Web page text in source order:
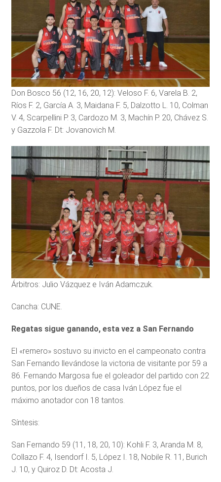
Don Bosco 56 (12, 16, 20, 12): Veloso F. 6, Varela B. 2,
Ríos F. 2, García A. 3, Maidana F. 5, Dalzotto L. 10, Colman
V. 4, Scarpellini P. 3, Cardozo M. 3, Machín P. 20, Chávez S.
y Gazzola F. Dt: Jovanovich M.
Árbitros: Julio Vázquez e Iván Adamczuk.
Cancha: CUNE.
Regatas sigue ganando, esta vez a San Fernando
El «remero» sostuvo su invicto en el campeonato contra
San Fernando llevándose la victoria de visitante por 59 a
86. Fernando Margosa fue el goleador del partido con 22
puntos, por los dueños de casa Iván López fue el
máximo anotador con 18 tantos.
Síntesis:
San Fernando 59 (11, 18, 20, 10): Kohli F. 3, Aranda M. 8,
Collazo F. 4, Isendorf I. 5, López I. 18, Nobile R. 11, Burich
J. 10, y Quiroz D. Dt: Acosta J.